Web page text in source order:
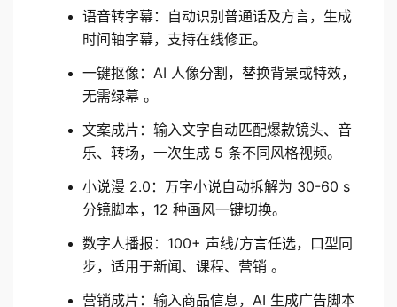
语音转字幕：自动识别普通话及方言，生成
时间轴字幕，支持在线修正。
一键抠像：AI 人像分割，替换背景或特效，
无需绿幕 。
文案成片：输入文字自动匹配爆款镜头、音
乐、转场，一次生成 5 条不同风格视频。
小说漫 2.0：万字小说自动拆解为 30-60 s
分镜脚本，12 种画风一键切换。
数字人播报：100+ 声线/方言任选，口型同
步，适用于新闻、课程、营销 。
营销成片：输入商品信息，AI 生成广告脚本